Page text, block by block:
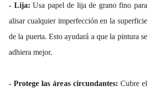
- Lija: Usa papel de lija de grano fino para
alisar cualquier imperfección en la superficie
de la puerta. Esto ayudará a que la pintura se
adhiera mejor.
- Protege las áreas circundantes: Cubre el